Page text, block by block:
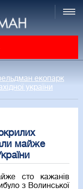
екопарк
україни
майже
сто кажанів
з Волинської